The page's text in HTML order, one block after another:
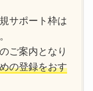
サポート枠は
ご案内となり
の登録をおす